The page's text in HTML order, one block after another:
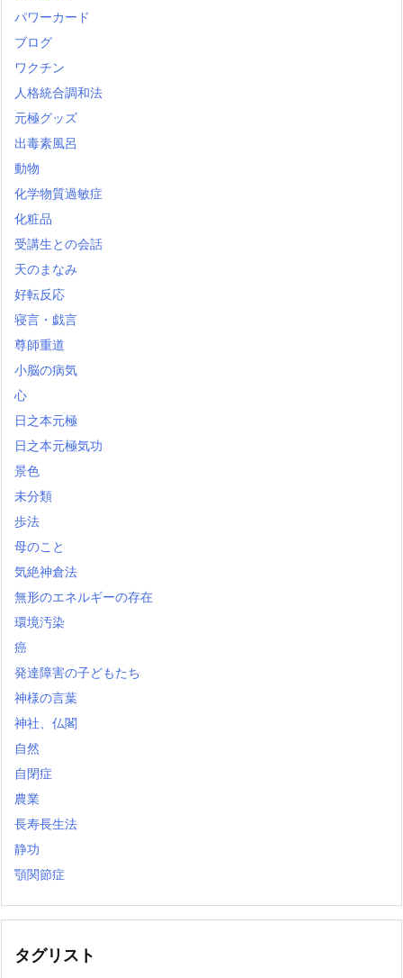
パワーカード
ブログ
ワクチン
人格統合調和法
元極グッズ
出毒素風呂
動物
化学物質過敏症
化粧品
受講生との会話
天のまなみ
好転反応
寝言・戯言
尊師重道
小脳の病気
心
日之本元極
日之本元極気功
景色
未分類
歩法
母のこと
気絶神倉法
無形のエネルギーの存在
環境汚染
癌
発達障害の子どもたち
神様の言葉
神社、仏閣
自然
自閉症
農業
長寿長生法
静功
顎関節症
タグリスト